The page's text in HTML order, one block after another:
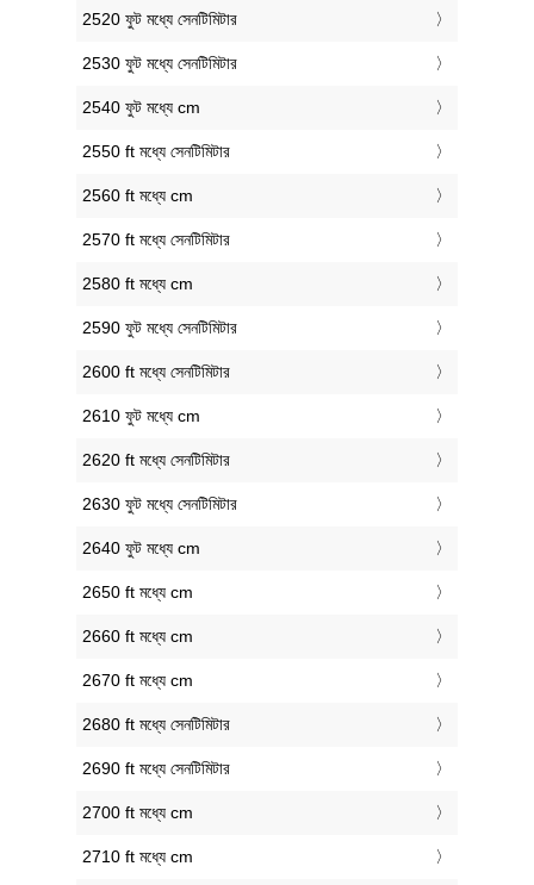
2520 ফুট মধ্যে সেনটিমিটার
2530 ফুট মধ্যে সেনটিমিটার
2540 ফুট মধ্যে cm
2550 ft মধ্যে সেনটিমিটার
2560 ft মধ্যে cm
2570 ft মধ্যে সেনটিমিটার
2580 ft মধ্যে cm
2590 ফুট মধ্যে সেনটিমিটার
2600 ft মধ্যে সেনটিমিটার
2610 ফুট মধ্যে cm
2620 ft মধ্যে সেনটিমিটার
2630 ফুট মধ্যে সেনটিমিটার
2640 ফুট মধ্যে cm
2650 ft মধ্যে cm
2660 ft মধ্যে cm
2670 ft মধ্যে cm
2680 ft মধ্যে সেনটিমিটার
2690 ft মধ্যে সেনটিমিটার
2700 ft মধ্যে cm
2710 ft মধ্যে cm